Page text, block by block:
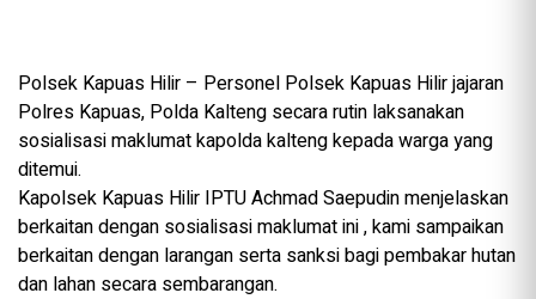
Polsek Kapuas Hilir – Personel Polsek Kapuas Hilir jajaran
Polres Kapuas, Polda Kalteng secara rutin laksanakan
sosialisasi maklumat kapolda kalteng kepada warga yang
ditemui.
Kapolsek Kapuas Hilir IPTU Achmad Saepudin menjelaskan
berkaitan dengan sosialisasi maklumat ini , kami sampaikan
berkaitan dengan larangan serta sanksi bagi pembakar hutan
dan lahan secara sembarangan.